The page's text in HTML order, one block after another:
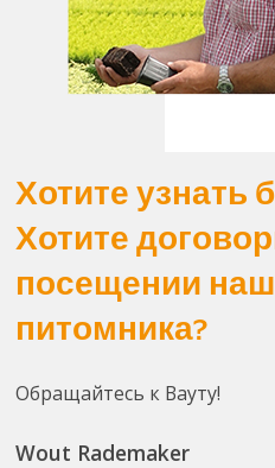
Хотите узнать
Хотите
посещении
питомника?
Обращайтесь к Вауту!
Wout Rademaker